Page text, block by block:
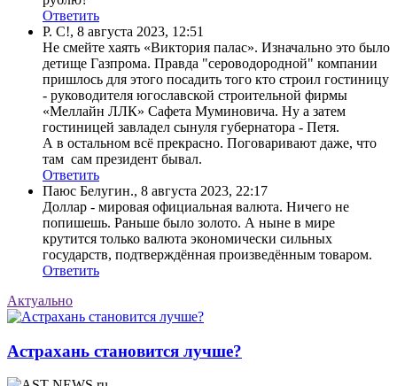
Ответить
Р. С!, 8 августа 2023, 12:51
Не смейте хаять «Виктория палас». Изначально это было
детище Газпрома. Правда "сероводородной" компании
пришлось для этого посадить того кто строил гостиницу
- руководителя югославской строительной фирмы
«Меллайн ЛЛК» Сафета Муминовича. Ну а затем
гостиницей завладел сынуля губернатора - Петя.
А в остальном всё прекрасно. Поговаривают даже, что
там сам президент бывал.
Ответить
Паюс Белугин., 8 августа 2023, 22:17
Доллар - мировая официальная валюта. Ничего не
попишешь. Раньше было золото. А ныне в мире
крутится только валюта экономически сильных
государств, подтверждённая произведённым товаром.
Ответить
Актуально
Астрахань становится лучше?